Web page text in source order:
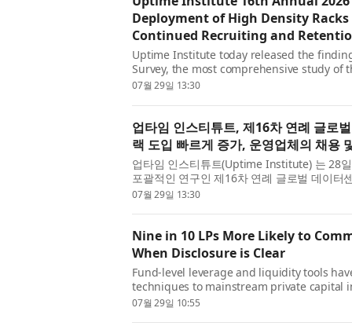
Deployment of High Density
Continued Recruiting and
Uptime Institute today released the
Survey, the most comprehensive study
2026 results reveal an industry
07월 29일 13:30
업타임 인스티튜트, 제16차 연례 글로
랙 도입 빠르게 증가, 운영업체의 채용
업타임 인스티튜트(Uptime Institute) 는 28
포괄적인 연구인 제16차 연례 글로벌 데이터
사 결과는 비용 상승이 여전히 경영진의 최
07월 29일 13:30
Nine in 10 LPs More Likely to
When Disclosure is Clear
Fund-level leverage and liquidity tools
techniques to mainstream private capital
research from CSC , the leading provider
07월 29일 10:55